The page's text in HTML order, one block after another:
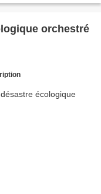
orchestré